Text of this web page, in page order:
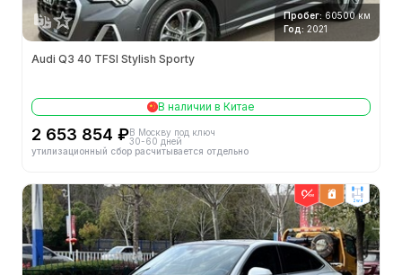
Пробег: 60500 км
Год: 2021
Audi Q3 40 TFSI Stylish Sporty
В наличии в Китае
2 653 854 ₽В Москву под ключ
30-60 дней
утилизационный сбор расчитывается отдельно
2wd